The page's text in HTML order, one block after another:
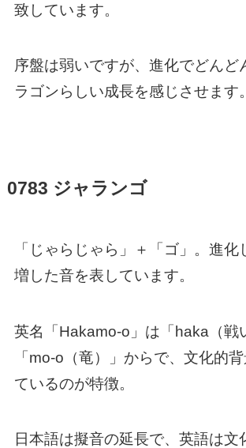
致しています。
序盤は弱いですが、進化でどんど
ラゴンらしい成長を感じさせます。
0783 ジャランゴ
「じゃらじゃら」＋「ゴ」。進化
増した音を表しています。
英名「Hakamo-o」は「haka（戦
「mo-o（竜）」からで、文化的
ているのが特徴。
日本語は擬音の延長で、英語は文